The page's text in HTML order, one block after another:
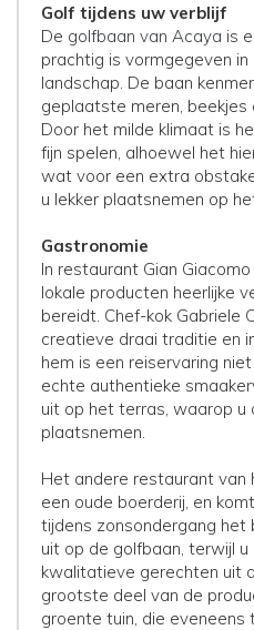
Golf tijdens uw verblijf
De golfbaan van Acaya is
prachtig is vormgegeven
landschap. De baan
geplaatste meren, beekjes
Door het milde klimaat is
fijn spelen, alhoewel het
wat voor een extra
u lekker plaatsnemen op
Gastronomie
In restaurant Gian
lokale producten heerlijke
bereidt. Chef-kok Gabriele
creatieve draai traditie en
hem is een reiservaring
echte authentieke
uit op het terras, waarop u
plaatsnemen.
Het andere restaurant van
een oude boerderij, en
tijdens zonsondergang het
uit op de golfbaan, terwijl
kwalitatieve gerechten uit
grootste deel van de
groente tuin, die eveneens